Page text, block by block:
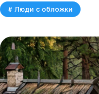
# Люди с обложки